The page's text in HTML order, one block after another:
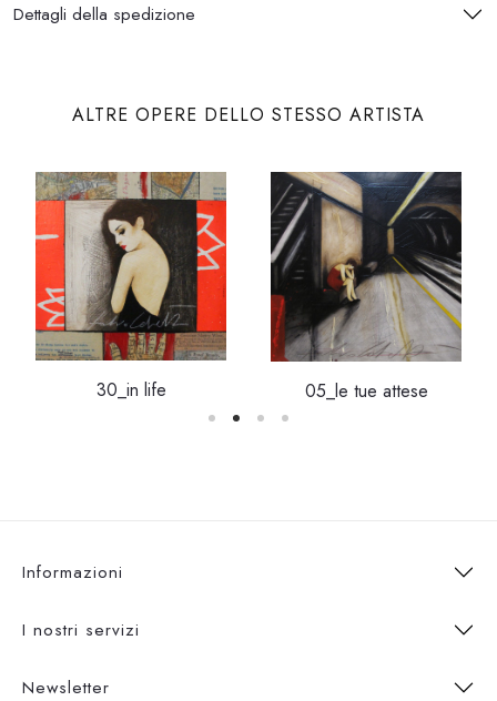
Dettagli della spedizione
ALTRE OPERE DELLO STESSO ARTISTA
30_in life 05_le tue attese
Informazioni
I nostri servizi
Newsletter